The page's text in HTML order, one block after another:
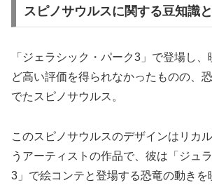
スピノサウルスに関する豆知識
「ジェラシック・パーク3」で登場し
ど高い評価を得られなかったものの、
でたスピノサウルス。
このスピノサウルスのデザインはリカ
うアーティストの作品で、彼は「ジュ
3」で絵コンテと登場する恐竜の動きを